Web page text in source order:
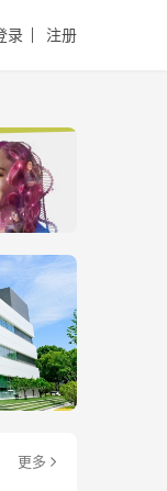
录 注册
更多